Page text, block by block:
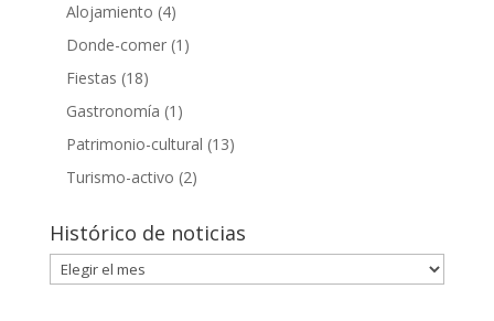
Alojamiento (4)
Donde-comer(1)
Fiestas (18)
Gastronomía (1)
Patrimonio-cultural (13)
Turismo-activo (2)
Histórico de noticias
Histórico
de